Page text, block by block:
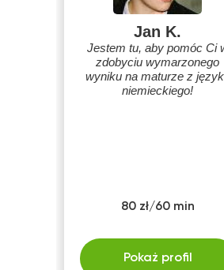
Jan K.
Jestem tu, aby pomóc Ci
zdobyciu wymarzonego
wyniku na maturze z
niemieckiego!
80 zł/60 min
Pokaż profil